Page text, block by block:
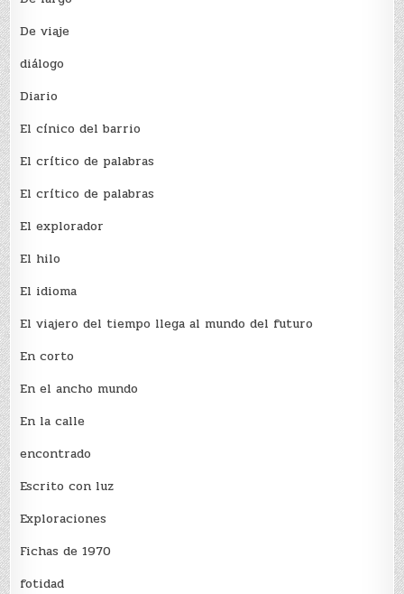
De viaje
diálogo
Diario
El cínico del barrio
El crí­tico de palabras
El crí­tico de palabras
El explorador
El hilo
El idioma
El viajero del tiempo llega al mundo del futuro
En corto
En el ancho mundo
En la calle
encontrado
Escrito con luz
Exploraciones
Fichas de 1970
fotidad